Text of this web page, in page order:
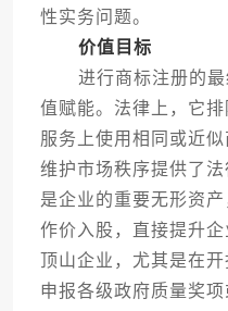
性实务问题。
价值目标
进行商标注册的最
值赋能。法律上，它
服务上使用相同或近
维护市场秩序提供了
是企业的重要无形资
作价入股，直接提升
顶山企业，尤其是在
申报各级政府质量奖